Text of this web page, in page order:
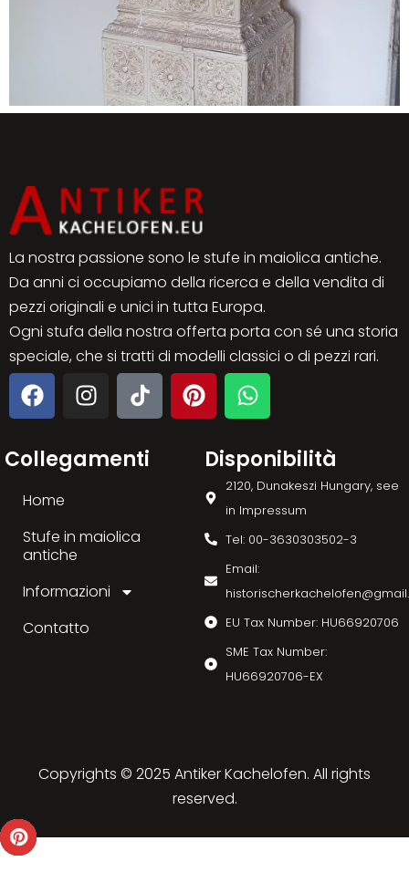
La nostra passione sono le stufe in maiolica antiche.
Da anni ci occupiamo della ricerca e della vendita di
pezzi originali e unici in tutta Europa.
Ogni stufa della nostra offerta porta con sé una storia
speciale, che si tratti di modelli classici o di pezzi rari.
Collegamenti
Home
Stufe in maiolica
antiche
Informazioni
Contatto
Disponibilità
2120, Dunakeszi Hungary, see
in Impressum
Tel: 00-3630303502-3
Email:
EU Tax Number: HU66920706
SME Tax Number:
HU66920706-EX
Copyrights © 2025 Antiker Kachelofen. All rights
reserved.